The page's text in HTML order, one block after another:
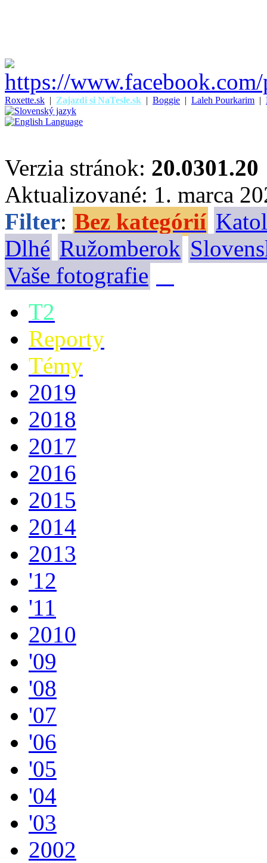
Roxette.sk | Zajazdi si NaTesle.sk | Boggie | Laleh Pourkarim |
Verzia stránok: 20.0301.20
Aktualizované: 1. marca
Filter: Bez kategórií
Dlhé Ružomberok
Vaše fotografie
T2
Reporty
Témy
2019
2018
2017
2016
2015
2014
2013
'12
'11
2010
'09
'08
'07
'06
'05
'04
'03
2002